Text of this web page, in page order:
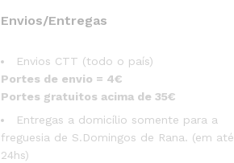
Envios/Entregas
Envios CTT (todo o país)
Portes de envio = 4€
Portes gratuitos acima de 35€
Entregas a domicílio somente para a
freguesia de S.Domingos de Rana. (em até
24hs)